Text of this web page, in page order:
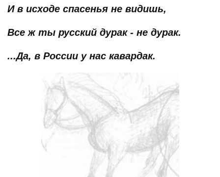
И в исходе спасенья не видишь,
Все ж ты русский дурак - не дурак.
...Да, в России у нас кавардак.